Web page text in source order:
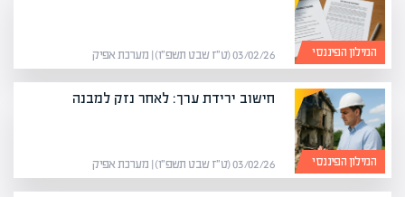
המילון הפיננסי 03/02/26 (ט״ז שבט תשפ״ו) | מערכת אפיק
המילון הפיננסי
חישוב ירידת ערך: לאחר נזק למבנה
03/02/26 (ט״ז שבט תשפ״ו) | מערכת אפיק